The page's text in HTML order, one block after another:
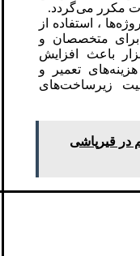
مکرر می‌گردد.
، استفاده از
برای متخصصان و
باعث افزایش
تعمیر و
زیرساخت‌های
+ 4 نکته مهم در قیرپاشی